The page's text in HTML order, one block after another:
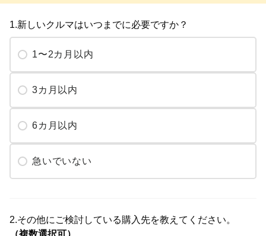
1.新しいクルマはいつまでに必要ですか？
1〜2カ月以内
3カ月以内
6カ月以内
急いでいない
2.その他にご検討している購入先を教えてください。
（複数選択可）